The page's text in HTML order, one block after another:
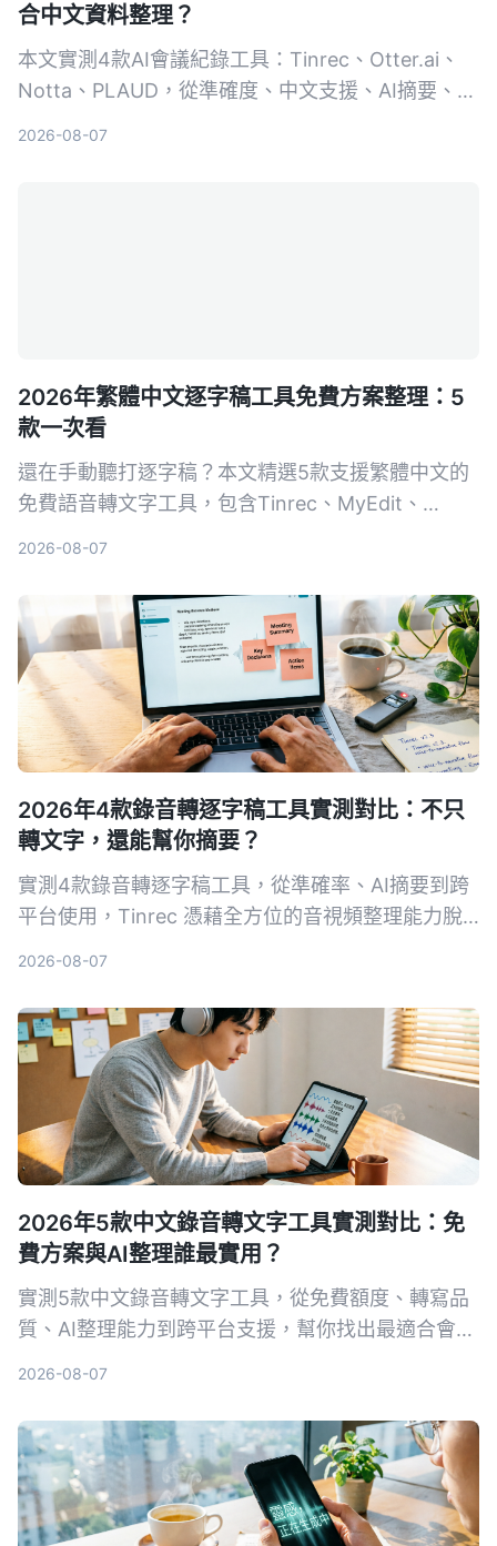
合中文資料整理？
本文實測4款AI會議紀錄工具：Tinrec、Otter.ai、
Notta、PLAUD，從準確度、中文支援、AI摘要、多
2026-08-07
2026年繁體中文逐字稿工具免費方案整理：5
款一次看
還在手動聽打逐字稿？本文精選5款支援繁體中文的
免費語音轉文字工具，包含Tinrec、MyEdit、
2026-08-07
2026年4款錄音轉逐字稿工具實測對比：不只
轉文字，還能幫你摘要？
實測4款錄音轉逐字稿工具，從準確率、AI摘要到跨
平台使用，Tinrec 憑藉全方位的音視頻整理能力脫
2026-08-07
2026年5款中文錄音轉文字工具實測對比：免
費方案與AI整理誰最實用？
實測5款中文錄音轉文字工具，從免費額度、轉寫品
質、AI整理能力到跨平台支援，幫你找出最適合會議
2026-08-07